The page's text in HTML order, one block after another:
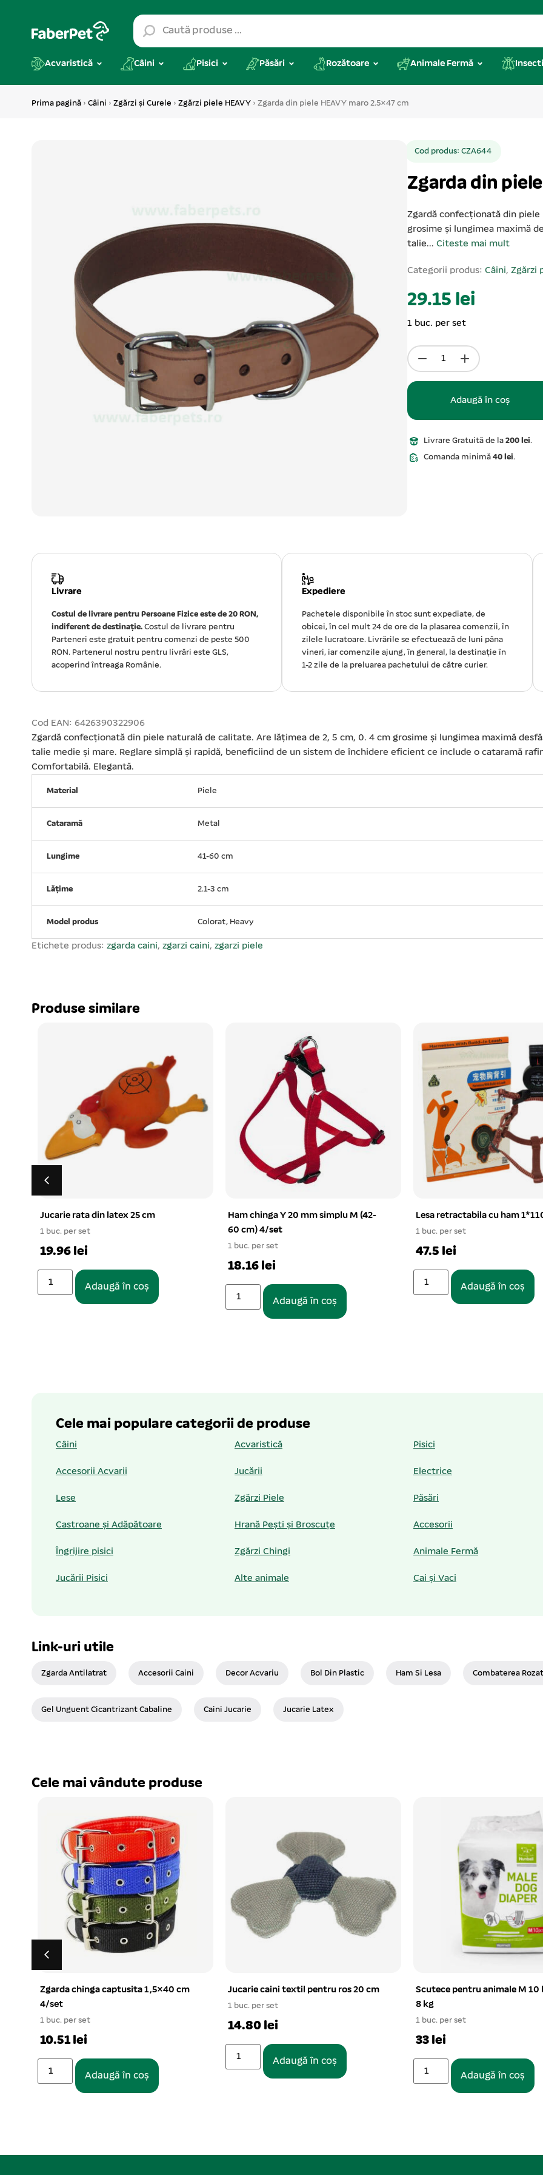
Acvaristică Câini Pisici Păsări Rozătoare Animale Fermă
Prima pagină › Câini › Zgărzi și Curele › Zgărzi piele HEAVY › Zgarda din piele HEAVY maro 2.5×47 cm
Cod produs: CZA644
Zgarda din
Zgardă confecționată din
grosime și lungimea maximă
talie... Citeste mai mult
Categorii produs: Câini, Zgărzi
29.15 lei
1 buc. per set
Adaugă în coș
Livrare Gratuită de la 200 lei.
Comanda minimă 40 lei.
Livrare
Costul de livrare pentru Persoane Fizice este de 20 RON,
indiferent de destinație. Costul de livrare pentru
Parteneri este gratuit pentru comenzi de peste 500
RON. Partenerul nostru pentru livrări este GLS,
acoperind întreaga Românie.
Expediere
Pachetele disponibile în stoc sunt expediate, de
obicei, în cel mult 24 de ore de la plasarea comenzii, în
zilele lucratoare. Livrările se efectuează de luni pâna
vineri, iar comenzile ajung, în general, la destinație în
1-2 zile de la preluarea pachetului de către curier.
Cod EAN: 6426390322906
Zgardă confecționată din piele naturală de calitate. Are lățimea de 2, 5 cm, 0. 4 cm grosime și lungimea maximă
talie medie și mare. Reglare simplă și rapidă, beneficiind de un sistem de închidere eficient ce include o cataramă
Comfortabilă. Elegantă.
Material Piele
Cataramă Metal
Lungime 41-60 cm
Lățime 2.1-3 cm
Model produs Colorat, Heavy
Etichete produs: zgarda caini, zgarzi caini, zgarzi piele
Produse similare
Ham chinga Y 20 mm simplu M (42-
60 cm) 4/set
1 buc. per set
18.16 lei
Lesa retractabila cu ham 1*110 cm
1 buc. per set
47.5 lei
Adaugă în coș
Patut textil oval imblanit 28-
10/set
Pentru parteneri
Cele mai populare categorii de produse
Câini Acvaristică Pisici
Accesorii Acvarii Jucării Electrice
Lese Zgărzi Piele Păsări
Castroane și Adăpătoare Hrană Pești și Broscuțe Accesorii
Îngrijire pisici Zgărzi Chingi Animale Fermă
Jucării Pisici Alte animale Cai și Vaci
Link-uri utile
Zgarda Antilatrat Accesorii Caini Decor Acvariu Bol Din Plastic Ham Si Lesa Combaterea
Gel Unguent Cicantrizant Cabaline Caini Jucarie Jucarie Latex
Cele mai vândute produse
Jucarie caini textil pentru ros 20 cm
1 buc. per set
14.80 lei
Adaugă în coș
Scutece pentru animale M 10 buc 4-
8 kg
1 buc. per set
33 lei
Jucarie minge cauciuc cu
si sunet 6,5 cm
1 buc. per set
5.11 lei
Adaugă în coș